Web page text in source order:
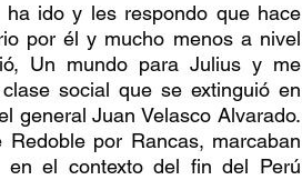
ido y les respondo que hace
por él y mucho menos a nivel
Un mundo para Julius y me
social que se extinguió en
general Juan Velasco Alvarado.
por Rancas, marcaban
en el contexto del fin del Perú